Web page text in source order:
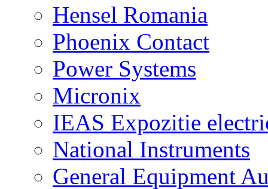
Hensel Romania
Phoenix Contact
Power Systems
Micronix
IEAS Expozitie
National Instruments
General Equipment